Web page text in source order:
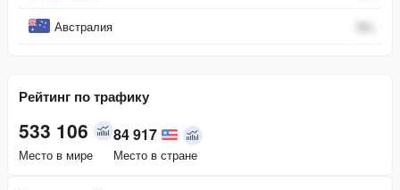
Австралия 0%
Рейтинг по трафику
533 106
Место в мире
84 917
Место в стране